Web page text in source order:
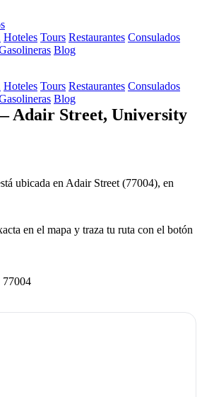
Hoteles Tours Restaurantes Consulados
Blog
Hoteles Tours Restaurantes Consulados
Blog
Adair Street, University
ubicada en Adair Street (77004), en
en el mapa y traza tu ruta con el botón
77004